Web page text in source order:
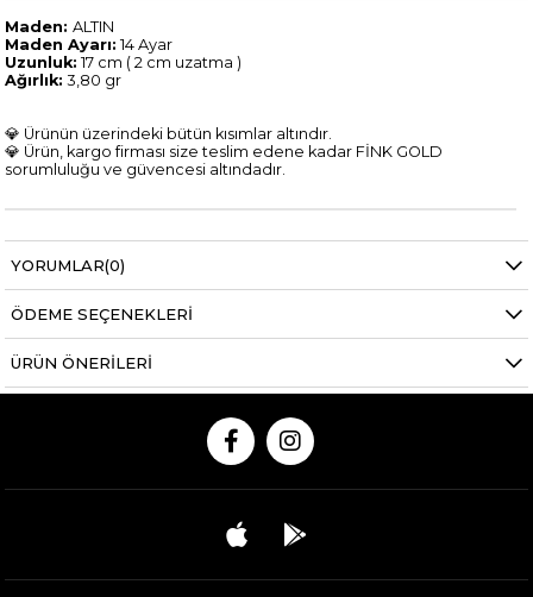
Maden:ALTIN
Maden Ayarı: 14 Ayar
Uzunluk: 17 cm ( 2 cm uzatma )
Ağırlık: 3,80 gr
💎 Ürünün üzerindeki bütün kısımlar altındır.
💎 Ürün, kargo firması size teslim edene kadar FİNK GOLD
sorumluluğu ve güvencesi altındadır.
YORUMLAR(0)
ÖDEME SEÇENEKLERI
ÜRÜN ÖNERILERI